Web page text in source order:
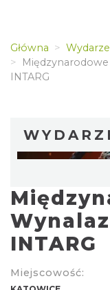
Główna
INTARG
Tour
INTARG
Miejscowość: